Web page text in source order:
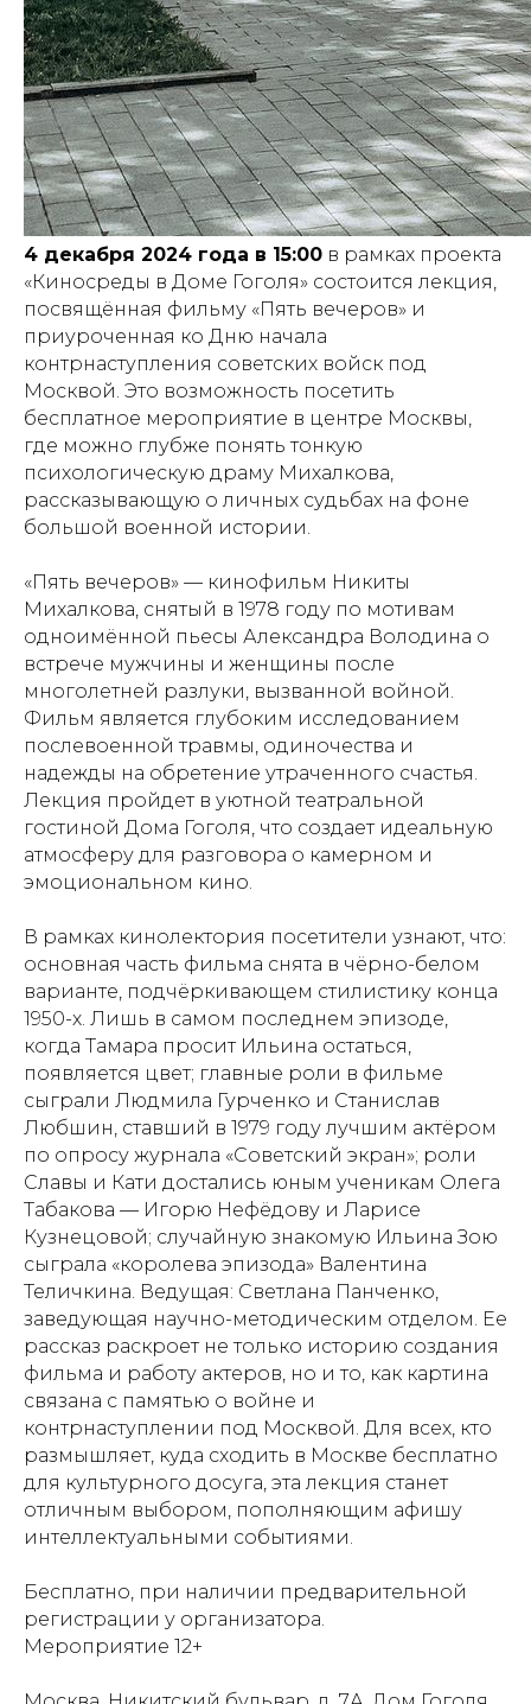
4 декабря 2024 года в 15:00 в рамках проекта
«Киносреды в Доме Гоголя» состоится лекция,
посвящённая фильму «Пять вечеров» и
приуроченная ко Дню начала
контрнаступления советских войск под
Москвой. Это возможность посетить
бесплатное мероприятие в центре Москвы,
где можно глубже понять тонкую
психологическую драму Михалкова,
рассказывающую о личных судьбах на фоне
большой военной истории.
«Пять вечеров» — кинофильм Никиты
Михалкова, снятый в 1978 году по мотивам
одноимённой пьесы Александра Володина о
встрече мужчины и женщины после
многолетней разлуки, вызванной войной.
Фильм является глубоким исследованием
послевоенной травмы, одиночества и
надежды на обретение утраченного счастья.
Лекция пройдет в уютной театральной
гостиной Дома Гоголя, что создает идеальную
атмосферу для разговора о камерном и
эмоциональном кино.
В рамках кинолектория посетители узнают, что:
основная часть фильма снята в чёрно-белом
варианте, подчёркивающем стилистику конца
1950-х. Лишь в самом последнем эпизоде,
когда Тамара просит Ильина остаться,
появляется цвет; главные роли в фильме
сыграли Людмила Гурченко и Станислав
Любшин, ставший в 1979 году лучшим актёром
по опросу журнала «Советский экран»; роли
Славы и Кати достались юным ученикам Олега
Табакова — Игорю Нефёдову и Ларисе
Кузнецовой; случайную знакомую Ильина Зою
сыграла «королева эпизода» Валентина
Теличкина. Ведущая: Светлана Панченко,
заведующая научно-методическим отделом. Ее
рассказ раскроет не только историю создания
фильма и работу актеров, но и то, как картина
связана с памятью о войне и
контрнаступлении под Москвой. Для всех, кто
размышляет, куда сходить в Москве бесплатно
для культурного досуга, эта лекция станет
отличным выбором, пополняющим афишу
интеллектуальными событиями.
Бесплатно, при наличии предварительной
регистрации у организатора.
Мероприятие 12+